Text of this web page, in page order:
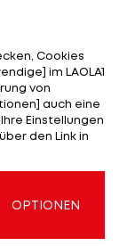
der
ist.
am
dümpelt
der Tabelle
Cookies
im LAOLA1
von
auch eine
Einstellungen
den Link in
OPTIONEN